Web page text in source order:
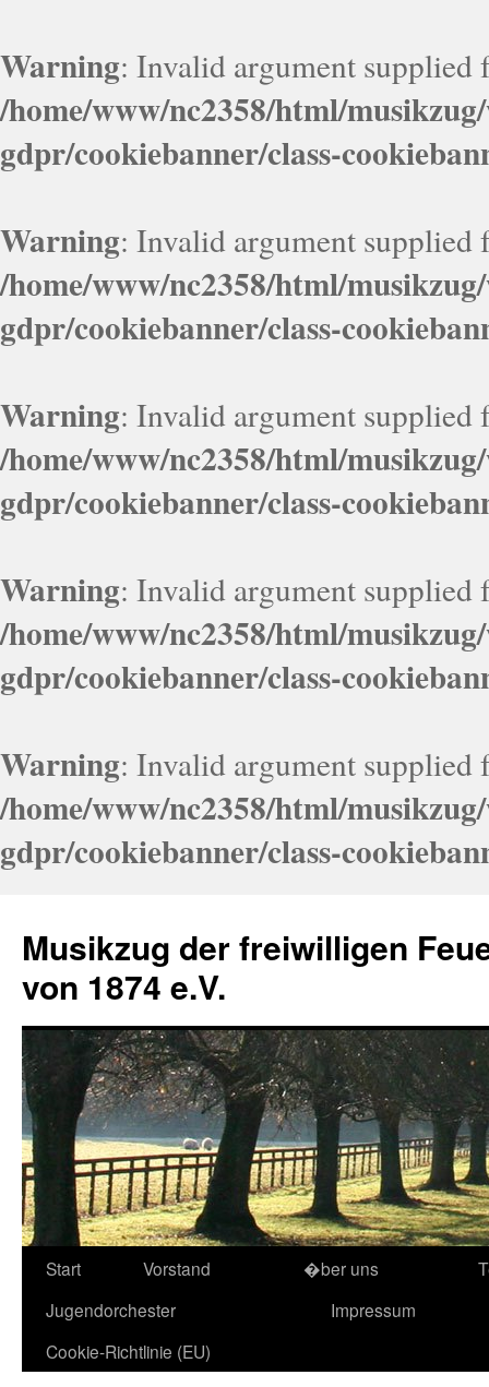
Warning: Invalid argument supplied
/home/www/nc2358/html/
gdpr/cookiebanner/class-
Warning: Invalid argument supplied
/home/www/nc2358/html/
gdpr/cookiebanner/class-
Warning: Invalid argument supplied
/home/www/nc2358/html/
gdpr/cookiebanner/class-
Warning: Invalid argument supplied
/home/www/nc2358/html/
gdpr/cookiebanner/class-
Warning: Invalid argument supplied
/home/www/nc2358/html/
gdpr/cookiebanner/class-
springen
Musikzug der freiwilligen
von 1874 e.V.
Start Vorstand �ber uns
Jugendorchester
Impressum
Cookie-Richtlinie (EU)